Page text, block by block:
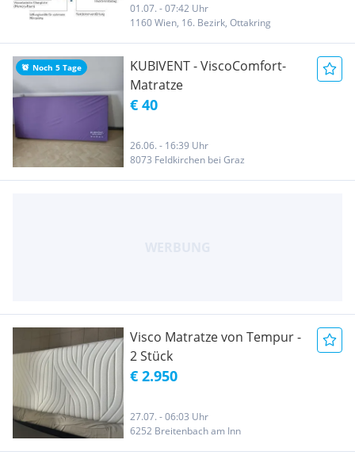
01.07. - 07:42 Uhr
1160 Wien, 16. Bezirk, Ottakring
Noch 5 Tage
KUBIVENT - ViscoComfort-
Matratze
€ 40
26.06. - 16:39 Uhr
8073 Feldkirchen bei Graz
Visco Matratze von Tempur -
2 Stück
€ 2.950
27.07. - 06:03 Uhr
6252 Breitenbach am Inn